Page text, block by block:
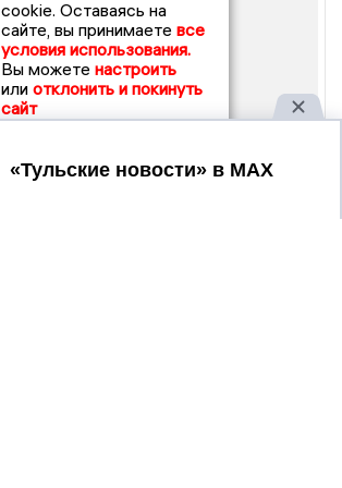
cookie. Оставаясь на
сайте, вы принимаете все
условия использования.
Вы можете настроить
или отклонить и покинуть
сайт
Принять